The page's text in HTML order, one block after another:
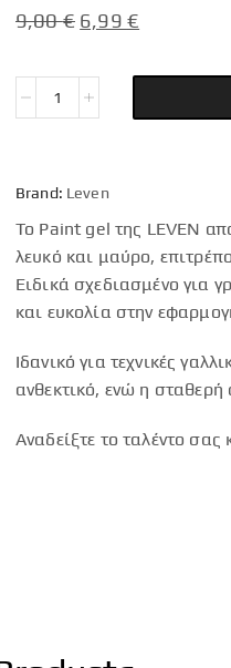
9,00€ 6,99 €
Brand: Leven
Το Paint gel της LEVEN
λευκό και μαύρο,
Ειδικά σχεδιασμένο για
και ευκολία στην
Ιδανικό για τεχνικές
ανθεκτικό, ενώ η
Αναδείξτε το ταλέντο